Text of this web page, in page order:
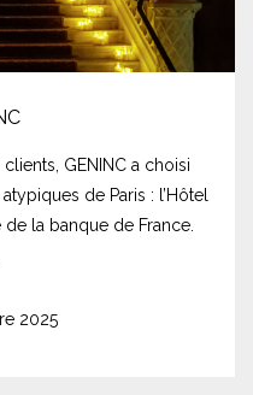
GENINC a choisi
de Paris : l’Hôtel
la banque de France.
2025